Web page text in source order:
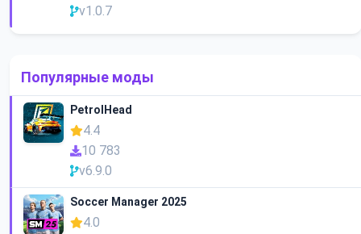
v1.0.7
Популярные моды
PetrolHead
4.4
10 783
v6.9.0
Soccer Manager 2025
4.0